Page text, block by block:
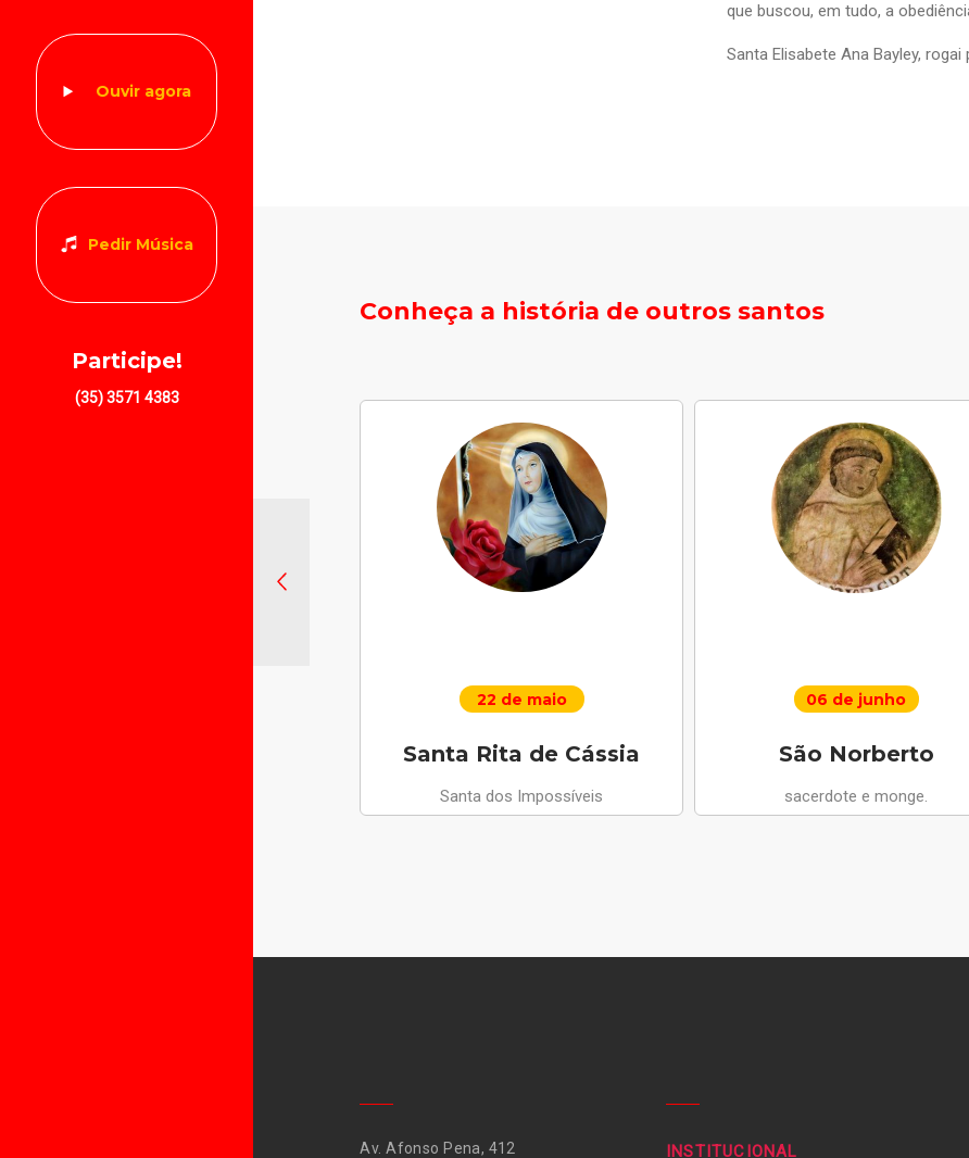
Ouvir agora
Pedir Música
Participe!
(35) 3571 4383
que buscou, em tudo, a
Santa Elisabete Ana Bayley, rogai
Conheça a história de outros santos
22 de maio
Santa Rita de Cássia
Santa dos Impossíveis
06 de junho
São Norberto
sacerdote e monge.
Av. Afonso Pena, 412 INSTITUCIONAL